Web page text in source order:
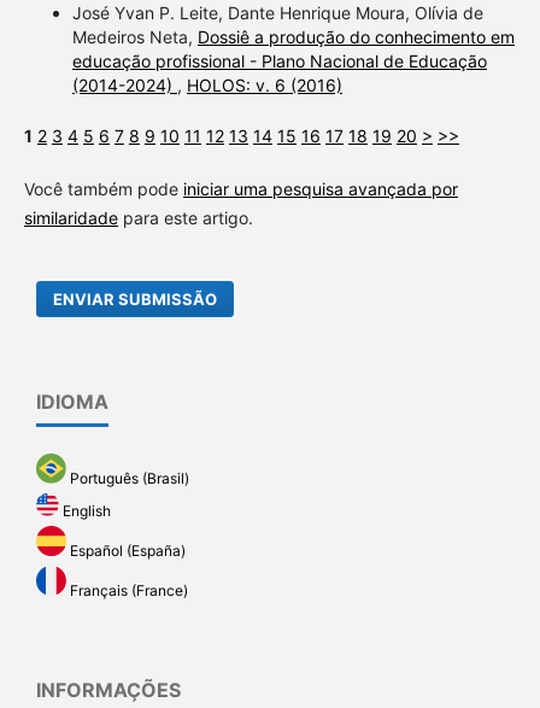
José Yvan P. Leite, Dante Henrique Moura, Olívia de
Medeiros Neta, Dossiê a produção do conhecimento em
educação profissional - Plano Nacional de Educação
(2014-2024) , HOLOS: v. 6 (2016)
1 2 3 4 5 6 7 8 9 10 11 12 13 14 15 16 17 18 19 20 > >>
Você também pode iniciar uma pesquisa avançada por
similaridadepara este artigo.
ENVIAR SUBMISSÃO
IDIOMA
Português (Brasil)
English
Español (España)
Français (France)
INFORMAÇÕES